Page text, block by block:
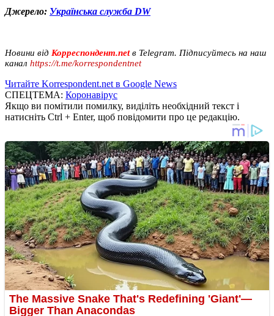
Джерело: Українська служба DW
Новини від Корреспондент.netв Telegram. Підписуйтесь на наш
канал https://t.me/korrespondentnet
Читайте Korrespondent.net в Google News
СПЕЦТЕМА: Коронавірус
Якщо ви помітили помилку, виділіть необхідний текст і
натисніть Ctrl + Enter, щоб повідомити про це редакцію.